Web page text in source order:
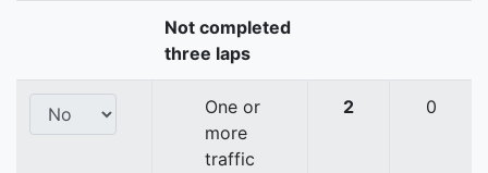
Not completed
three laps
One or
more
traffic
2 0